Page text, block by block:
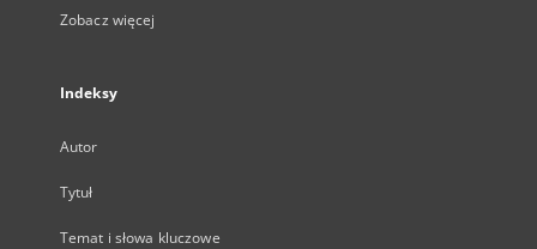
Zobacz więcej
Indeksy
Autor
Tytuł
Temat i słowa kluczowe